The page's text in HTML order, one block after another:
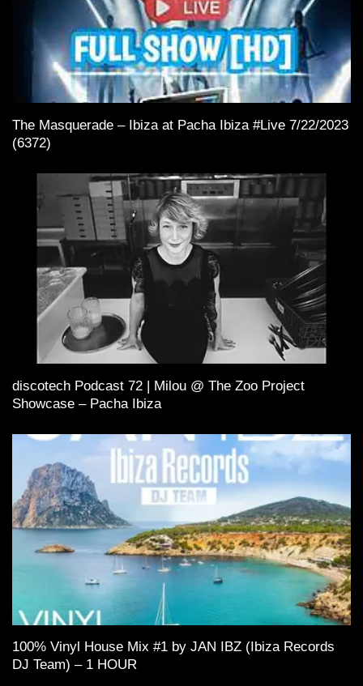
The Masquerade – Ibiza at Pacha Ibiza #Live 7/22/2023
(6372)
discotech Podcast 72 | Milou @ The Zoo Project
Showcase – Pacha Ibiza
100% Vinyl House Mix #1 by JAN IBZ (Ibiza Records
DJ Team) – 1 HOUR